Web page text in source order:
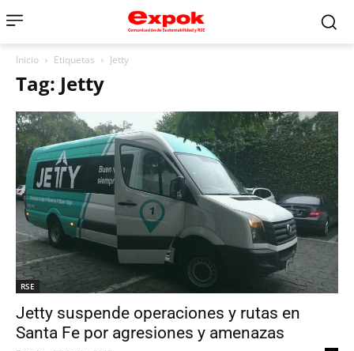
Inicio Etiquetas Jetty
Tag: Jetty
RSE
Jetty suspende operaciones y rutas en
Santa Fe por agresiones y amenazas